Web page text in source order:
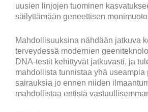
uusien linjojen tuominen
säilyttämään geneettisen
Mahdollisuuksina nähdään jatkuva
terveydessä modernien
DNA-testit kehittyvät jatkuvasti, ja
mahdollista tunnistaa yhä useampia
sairauksia jo ennen niiden
mahdollistaa entistä